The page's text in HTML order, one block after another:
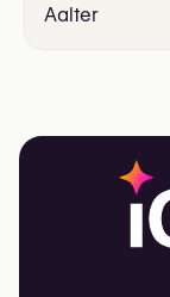
Aalter